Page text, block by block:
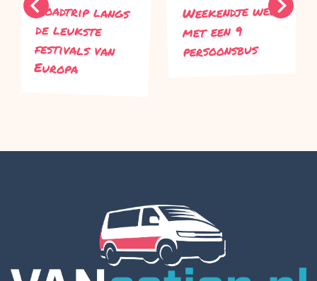
Roadtrip langs
de leukste
festivals van
Europa
Weekendje weg
met een 9
persoonsbus